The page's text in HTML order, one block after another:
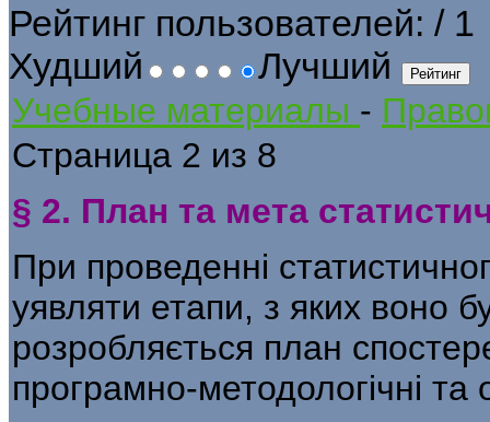
Рейтинг пользователей: / 1
Худший
Лучший
Учебные материалы -
Страница 2 из 8
§ 2. План та мета
При проведенні
уяв­ляти етапи, з яких воно
розробляється план
програмно-методологічні та